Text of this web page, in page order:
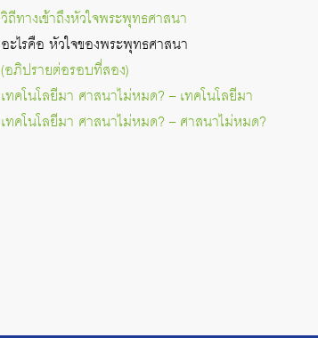
วิถีทางเข้าถึงหัวใจพระพุทธศาสนา
อะไรคือ หัวใจของพระพุทธศาสนา
(อภิปรายต่อรอบที่สอง)
เทคโนโลยีมา ศาสนาไม่หมด? – เทคโนโลยีมา
เทคโนโลยีมา ศาสนาไม่หมด? – ศาสนาไม่หมด?